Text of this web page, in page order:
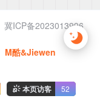
冀ICP备2023013996
M酷&Jiewen
本页访客 52